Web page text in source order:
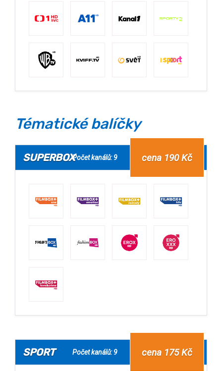
Tématické balíčky
SUPERBOXPočet kanálů: 9 cena 190 Kč
SPORT Počet kanálů: 9 cena 175 Kč